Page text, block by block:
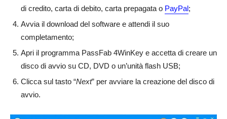
di credito, carta di debito, carta prepagata o PayPal;
Avvia il download del software e attendi il suo
completamento;
Apri il programma PassFab 4WinKey e accetta di creare un
disco di avvio su CD, DVD o un’unità flash USB;
Clicca sul tasto “Next” per avviare la creazione del disco di
avvio.